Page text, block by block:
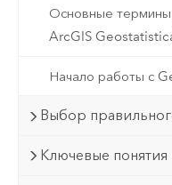
Основные
ArcGIS
Начало работы с
Выбор
Ключевые